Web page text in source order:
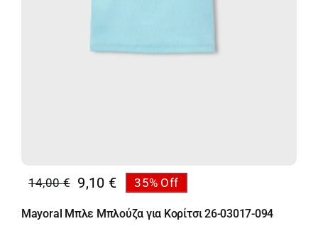
14,00€
Original
price
was:
9,10 €
Η
τρέχουσα
τιμή
35% Off
Mayoral Μπλε Μπλούζα για Κορίτσι 26-03017-094